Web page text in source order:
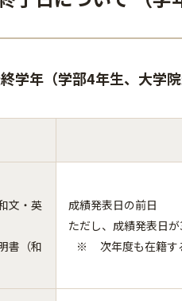
学年（学部4年生、大学院
文・英
書（和
成績発表日の前日
ただし、成績発表日
次年度も在籍す